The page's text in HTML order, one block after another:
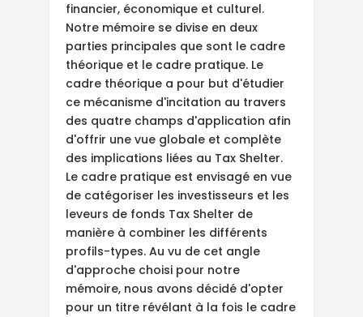
financier, économique et culturel.
Notre mémoire se divise en deux
parties principales que sont le cadre
théorique et le cadre pratique. Le
cadre théorique a pour but d'étudier
ce mécanisme d'incitation au travers
des quatre champs d'application afin
d'offrir une vue globale et complète
des implications liées au Tax Shelter.
Le cadre pratique est envisagé en vue
de catégoriser les investisseurs et les
leveurs de fonds Tax Shelter de
manière à combiner les différents
profils-types. Au vu de cet angle
d'approche choisi pour notre
mémoire, nous avons décidé d'opter
pour un titre révélant à la fois le cadre